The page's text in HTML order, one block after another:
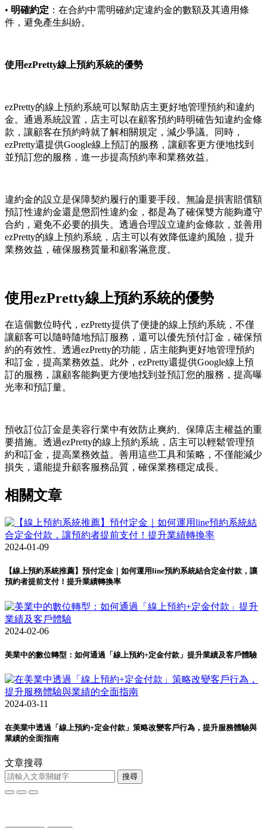
• 明確約定 ：在合約中需明確約定違約金的數額及其適用條
件，避免產生糾紛。
使用ezPretty線上預約系統的優勢
ezPretty的線上預約系統可以幫助店主更好地管理預約和違約
金。通過系統設置，店主可以在顧客預約時明確告知違約金條
款，讓顧客在預約時就了解相關規定，減少爭議。同時，
ezPretty還提供Google線上預訂的服務，讓顧客更方便地找到
並預訂您的服務，進一步提高預約率和業務效益。
違約金的設立是保障契約履行的重要手段。無論是損害賠償額
預訂性違約金還是懲罰性違約金，都是為了確保雙方能夠遵守
合約，避免不必要的損失。透過合理設立違約金條款，並善用
ezPretty的線上預約系統，店主可以有效降低違約風險，提升
業務效益，確保服務質量和顧客滿意度。
使用ezPretty線上預約系統的優勢
在這個數位時代，ezPretty提供了便捷的線上預約系統，不僅
讓顧客可以隨時隨地預訂服務，還可以優先預付訂金，確保預
約的有效性。透過ezPretty的功能，店主能夠更好地管理預約
和訂金，提高業務效益。此外，ezPretty還提供Google線上預
訂的服務，讓顧客能夠更方便地找到並預訂您的服務，提高曝
光率和預訂量。
預收訂位訂金是美容行業中有效防止爽約、保障店主權益的重
要措施。透過ezPretty的線上預約系統，店主可以輕鬆管理預
約和訂金，提高業務效益。善用這些工具和策略，不僅能減少
損失，還能提升顧客服務品質，確保業務穩定成長。
相關文章
2024-01-09
【線上預約系統推薦】預付定金｜如何運用line預約系統結合定金付款，讓
預約者提前支付！提升業績轉換率
2024-02-06
美業中的數位轉型：如何通過「線上預約+定金付款」提升業績及客戶體驗
2024-03-11
在美業中透過「線上預約+定金付款」策略改變客戶行為，提升服務體驗與
業績的全面指南
文章搜尋
搜尋